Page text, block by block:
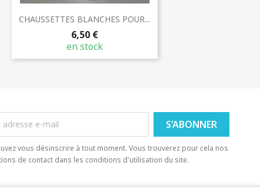
Aperçu rapide
CHAUSSETTES BLANCHES POUR...
6,50 €
en stock
vous désinscrire à tout moment. Vous trouverez pour cela nos
de contact dans les conditions d'utilisation du site.